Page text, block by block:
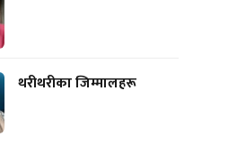
थरीथरीका जिम्मालहरू